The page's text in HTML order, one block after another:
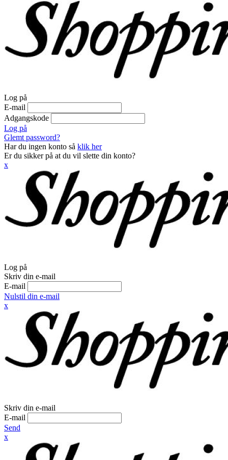
Log på
E-mail
Adgangskode
Log på
Glemt password?
Har du ingen konto så klik her
Er du sikker på at du vil slette din konto?
x
Log på
Skriv din e-mail
E-mail
Nulstil din e-mail
x
Skriv din e-mail
E-mail
Send
x